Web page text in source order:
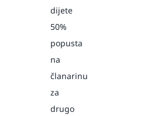
dijete
50%
popusta
na
članarinu
za
drugo